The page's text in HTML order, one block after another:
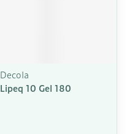
Decola
Lipeq 10 Gel 180